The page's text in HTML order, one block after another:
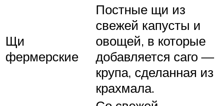
Щи
фермерские
Постные щи из
свежей капусты и
овощей, в которые
добавляется саго —
крупа, сделанная из
крахмала.